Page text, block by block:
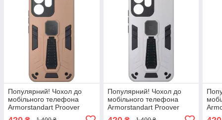
Популярний! Чохол до
мобільного телефона
Armorstandart Proover
Популярний! Чохол до
мобільного телефона
Armorstandart Proover